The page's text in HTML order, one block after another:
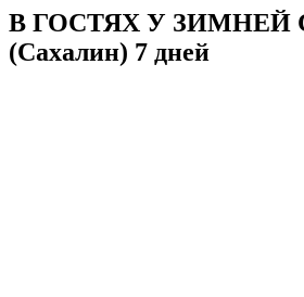
В ГОСТЯХ У ЗИМНЕЙ
(Сахалин) 7 дней